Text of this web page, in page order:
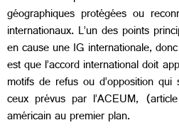
géographiques protégées ou
internationaux. L’un des points
en cause une IG internationale,
est que l’accord international doit
motifs de refus ou d’opposition
ceux prévus par l’ACEUM,
américain au premier plan.